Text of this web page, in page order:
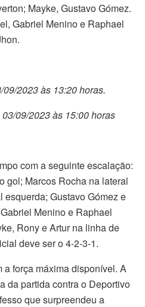
Mayke, Gustavo Gómez.
Gabriel Menino e Raphael
2023 às 13:20 horas.
09/2023 às 15:00 horas
com a seguinte escalação:
gol; Marcos Rocha na lateral
Gustavo Gómez e
Menino e Raphael
Rony e Artur na linha de
deve ser o 4-2-3-1.
a força máxima disponível. A
da partida contra o Deportivo
que surpreendeu a